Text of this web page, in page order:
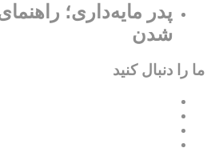
پدر مایه‌داری؛
شدن
ما را دنبال کنید